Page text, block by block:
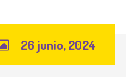
26 junio, 2024